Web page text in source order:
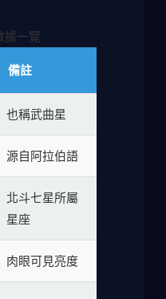
據一覽
備註
也稱武曲星
源自阿拉伯語
北斗七星所屬
星座
肉眼可見亮度